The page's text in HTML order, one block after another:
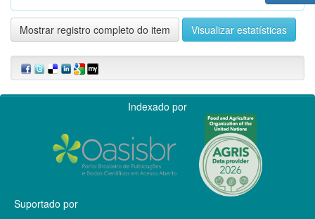
Mostrar registro completo do item Visualizar estatísticas
Indexado por
Suportado por